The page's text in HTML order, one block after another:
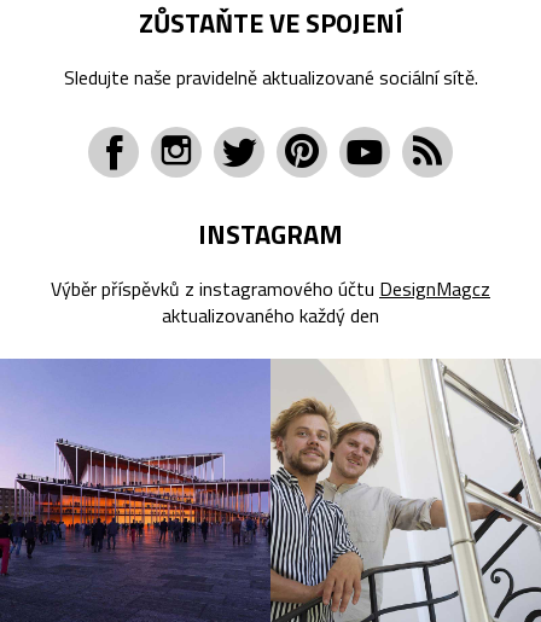
ZŮSTAŇTE VE SPOJENÍ
Sledujte naše pravidelně aktualizované sociální sítě.
INSTAGRAM
Výběr příspěvků z instagramového účtu DesignMagcz
aktualizovaného každý den